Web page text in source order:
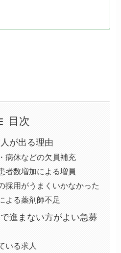
目次
が出る理由
病休などの欠員補充
者数増加による増員
採用がうまくいかなかった
よる薬剤師不足
進まない方がよい急募
いる求人